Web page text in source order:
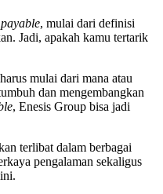
, mulai dari definisi
Jadi, apakah kamu tertarik
mulai dari mana atau
dan mengembangkan
, Enesis Group bisa jadi
terlibat dalam berbagai
pengalaman sekaligus